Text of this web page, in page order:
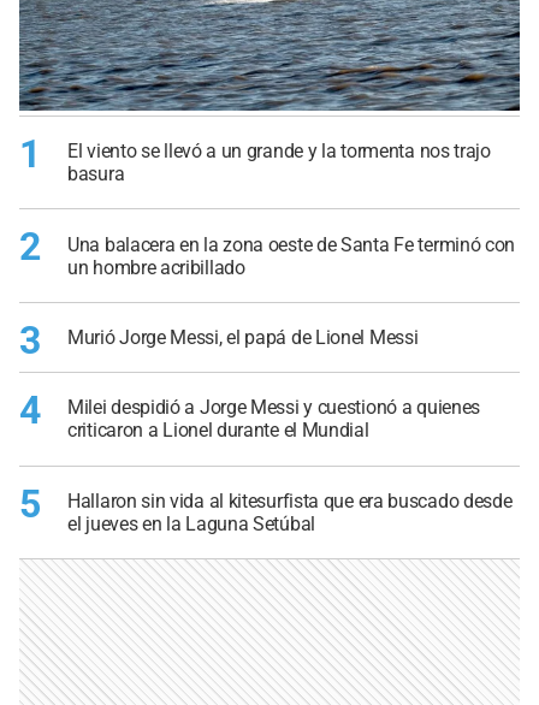
1
El viento se llevó a un grande y la tormenta nos trajo
basura
2
Una balacera en la zona oeste de Santa Fe terminó con
un hombre acribillado
3 Murió Jorge Messi, el papá de Lionel Messi
4
Milei despidió a Jorge Messi y cuestionó a quienes
criticaron a Lionel durante el Mundial
5
Hallaron sin vida al kitesurfista que era buscado desde
el jueves en la Laguna Setúbal